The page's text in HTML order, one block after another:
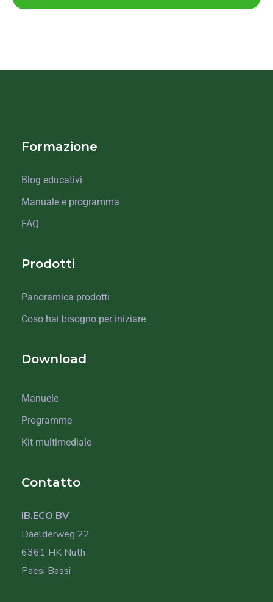
Formazione
Blog educativi
Manuale e programma
FAQ
Prodotti
Panoramica prodotti
Coso hai bisogno per iniziare
Download
Manuele
Programme
Kit multimediale
Contatto
IB.ECO BV
Daelderweg 22
6361 HK Nuth
Paesi Bassi